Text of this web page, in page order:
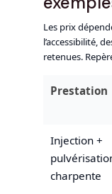
Les prix
l’accessibilité,
retenues.
Prestation
Injection +
charpente